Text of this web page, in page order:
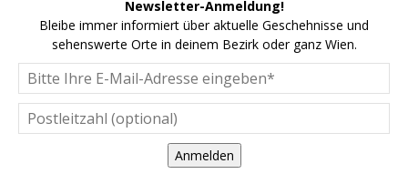
Newsletter-Anmeldung!
Bleibe immer informiert über aktuelle Geschehnisse und
sehenswerte Orte in deinem Bezirk oder ganz Wien.
Anmelden